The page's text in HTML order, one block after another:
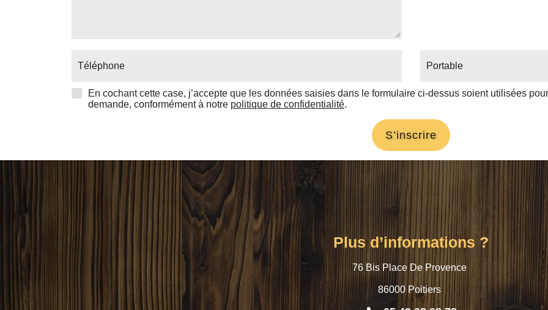
Téléphone Portable
En cochant cette case, j’accepte que les données saisies dans le formulaire ci-dessus soient utilisées
demande, conformément à notre politique de confidentialité.
S’inscrire
Plus d’informations ?
76 Bis Place De Provence
86000 Poitiers